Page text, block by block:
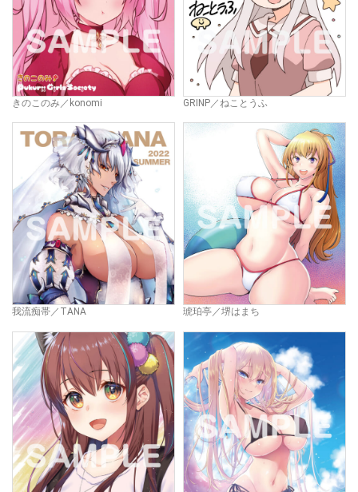
きのこのみ／konomi GRINP／ねことうふ
我流痴帯／TANA 琥珀亭／堺はまち